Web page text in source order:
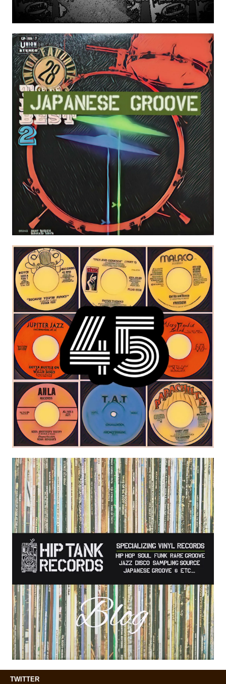
TWITTER